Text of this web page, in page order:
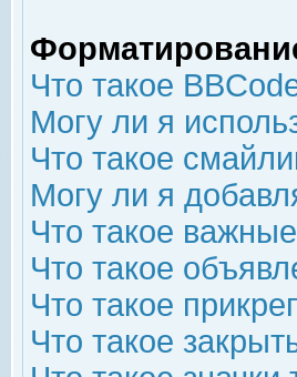
Что такое
Могу ли я
Что такое
Могу ли я
Что такое
Что такое
Что такое
Что такое